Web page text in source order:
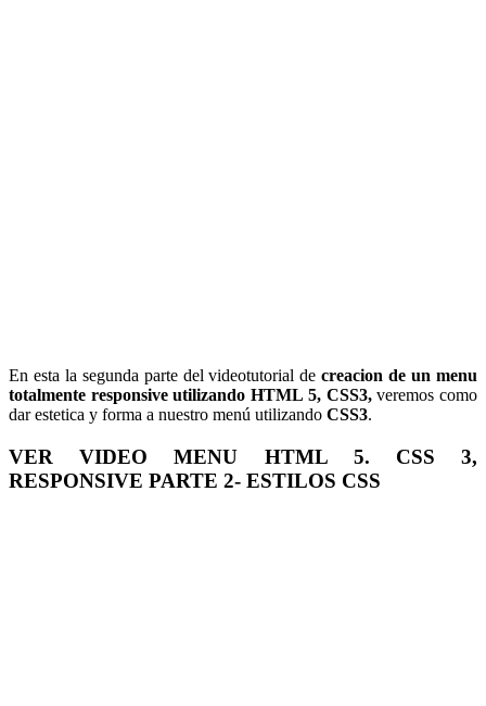
En esta la segunda parte del videotutorial de creacion de un menu
totalmente responsive utilizando HTML 5, CSS3,veremos como
dar estetica y forma a nuestro menú utilizando CSS3.
VER VIDEO MENU HTML 5. CSS 3,
RESPONSIVE PARTE 2- ESTILOS CSS